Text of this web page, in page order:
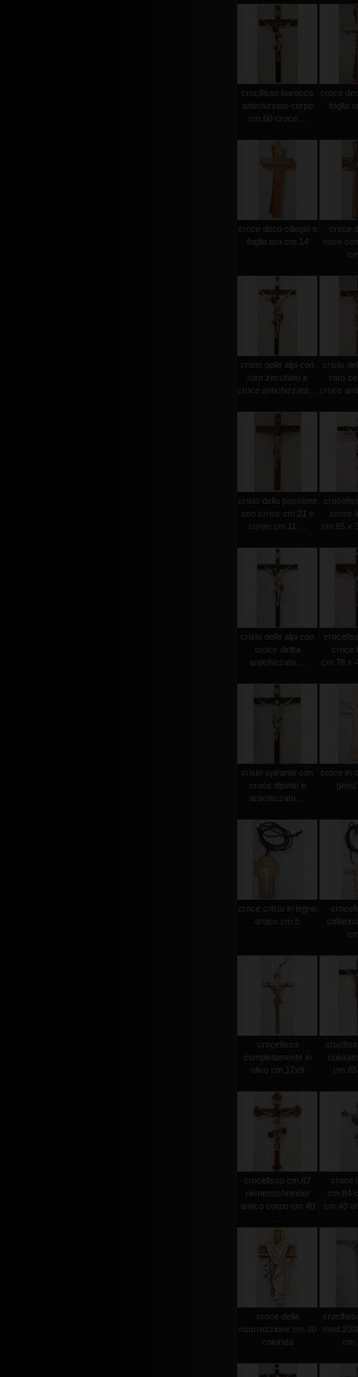
crocifisso barocco
antichizzato corpo
cm.60 croce ...
croce
foglia
croce deco ciliegio e
foglia oro cm.14
croce
noce
cristo delle alpi con
roro zecchino e
croce antichizzata ...
cristo
roro
croce
cristo della passione
con croce cm.21 e
corpo cm.11 ...
croce
cm.65 x
cristo delle alpi con
croce diritta
antichizzato ...
croce
cm.78 x
cristo spirante con
croce dipinto e
antichizzato ...
croce in
croce cristo in legno
antico cm.5
crocefisso
completamente in
olivo cm.17x9
crocefisso cm.87
riemenschneider
antico corpo cm.40
croce
cm.84
cm.40
croce della
risurrezzione cm.30
colorata